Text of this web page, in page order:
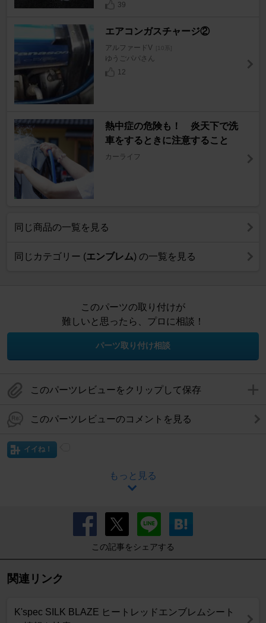
39
エアコンガスチャージ②
アルファードV [10系]
ゆうごパパさん
12
熱中症の危険も！ 炎天下で洗
車をするときに注意すること
カーライフ
同じ商品の一覧を見る
同じカテゴリー (エンブレム) の一覧を見る
このパーツの取り付けが
難しいと思ったら、プロに相談！
パーツ取り付け相談
このパーツレビューをクリップして保存
このパーツレビューのコメントを見る
イイね！
もっと見る
この記事をシェアする
関連リンク
K'spec SILK BLAZE ヒートレッドエンブレムシート